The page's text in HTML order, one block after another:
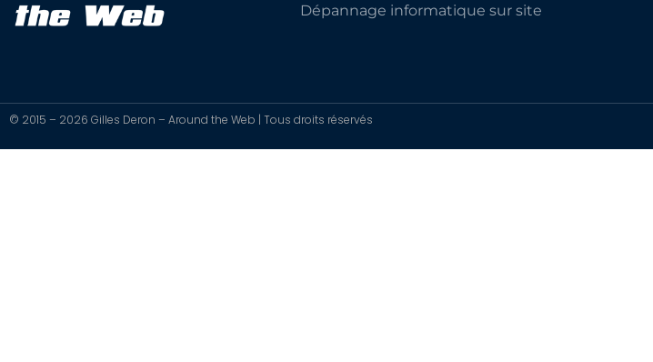
Dépannage informatique sur site
© 2015 – 2026 Gilles Deron – Around the Web | Tous droits réservés